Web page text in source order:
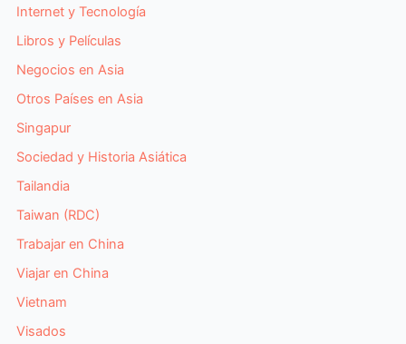
Internet y Tecnología
Libros y Películas
Negocios en Asia
Otros Países en Asia
Singapur
Sociedad y Historia Asiática
Tailandia
Taiwan (RDC)
Trabajar en China
Viajar en China
Vietnam
Visados